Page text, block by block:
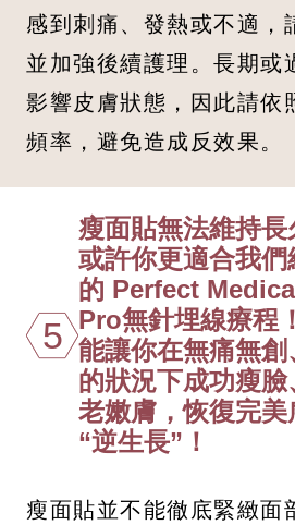
感到刺痛、發熱或不適，
並加強後續護理。長期或
影響皮膚狀態，因此請依
頻率，避免造成反效果。
5
瘦面貼無法維持長
或許你更適合我
的 Perfect
Pro無針埋線療程
能讓你在無痛無創
的狀況下成功瘦
老嫩膚，恢復完
“逆生長”！
瘦面貼並不能徹底緊緻面